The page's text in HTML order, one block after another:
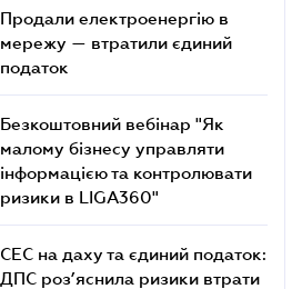
Продали електроенергію в
мережу — втратили єдиний
податок
Безкоштовний вебінар "Як
малому бізнесу управляти
інформацією та контролювати
ризики в LIGA360"
СЕС на даху та єдиний податок:
ДПС роз’яснила ризики втрати